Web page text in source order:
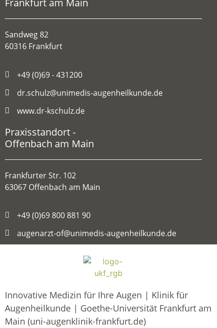
Frankfurt am Main
Sandweg 82
60316 Frankfurt
+49 (0)69 - 431200
dr.schulz@unimedis-augenheilkunde.de
www.dr-kschulz.de
Praxisstandort -
Offenbach am Main
Frankfurter Str. 102
63067 Offenbach am Main
+49 (0)69 800 881 90
augenarzt-of@unimedis-augenheilkunde.de
Innovative Medizin für Ihre Augen | Klinik für
Augenheilkunde | Goethe-Universität Frankfurt am
Main (uni-augenklinik-frankfurt.de)